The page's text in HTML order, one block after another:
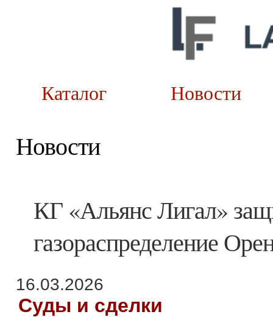
Каталог
Новости
КГ «Альянс Лигал»
газораспределение
16.03.2026
Суды и сделки